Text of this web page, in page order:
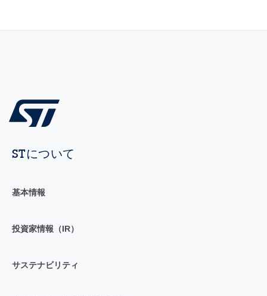
STについて
基本情報
投資家情報（IR）
サステナビリティ